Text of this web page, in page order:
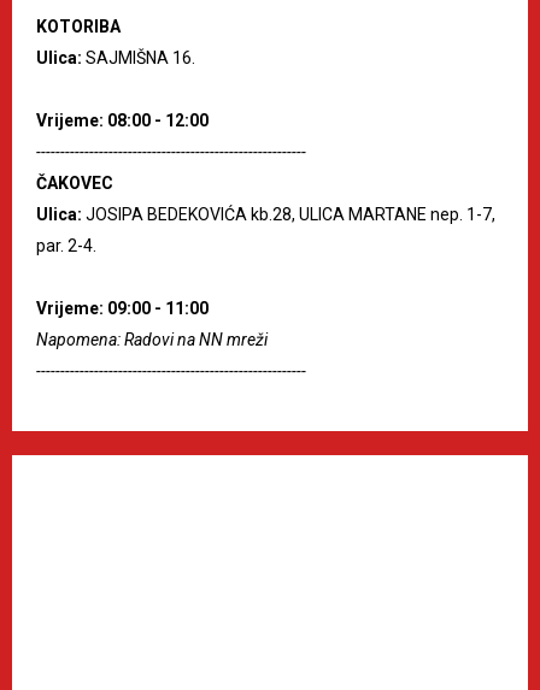
KOTORIBA
Ulica: SAJMIŠNA 16.
Vrijeme: 08:00 - 12:00
--------------------------------------------------------
ČAKOVEC
Ulica: JOSIPA BEDEKOVIĆA kb.28, ULICA MARTANE nep. 1-7,
par. 2-4.
Vrijeme: 09:00 - 11:00
Napomena: Radovi na NN mreži
--------------------------------------------------------